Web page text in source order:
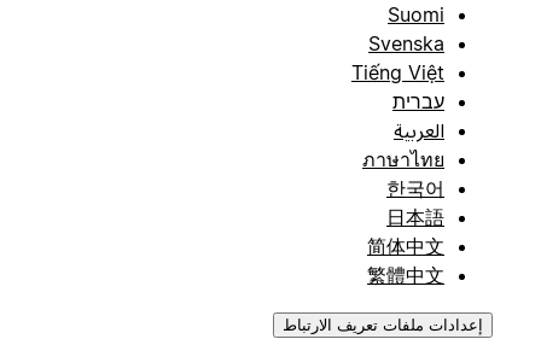
Suomi
Svenska
Tiếng Việt
עברית
العربية
ภาษาไทย
한국어
日本語
简体中文
繁體中文
إعدادات ملفات تعريف الارتباط